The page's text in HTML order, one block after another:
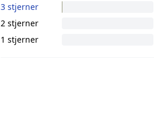
3 stjerner
2 stjerner
1 stjerner